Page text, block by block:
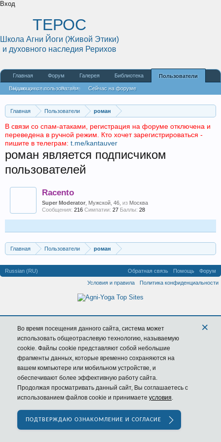
Вход
Главная Пользователи роман
В связи со спам-атаками, регистрация на форуме отключена и
переведена в ручной режим. Кто хочет зарегистрироваться -
пишите в телеграм: t.me/kantauver
роман является подписчиком
пользователей
Racento
Super Моdеrаtоr , Мужской, 46, из Москва
Сообщения: 216 Симпатии: 27 Баллы: 28
Главная Пользователи роман
ТЕРОС
Школа Агни Йоги (Живой Этики)
и духовного наследия Рерихов
Главная Форум Галерея Библиотека Пользователи
Выдающиеся пользователи Сейчас на форуме
Наши статьи О сайте
Russian (RU) Обратная связь Помощь
Форум
Условия и правила
Политика конфиденциальности
Во время посещения данного сайта, система может
использовать общеотраслевую технологию, называемую
cookie. Файлы cookie представляют собой небольшие
фрагменты данных, которые временно сохраняются на
вашем компьютере или мобильном устройстве, и
обеспечивают более эффективную работу сайта.
Продолжая просматривать данный сайт, Вы соглашаетесь с
использованием файлов cookie и принимаете условия.
×
ПОДТВЕРЖДАЮ ОЗНАКОМЛЕНИЕ И СОГЛАСИЕ